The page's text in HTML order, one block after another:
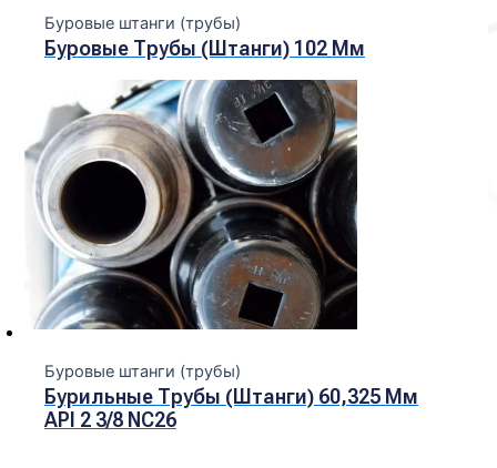
Буровые штанги (трубы)
Буровые Трубы (штанги) 102 Мм
Буровые штанги (трубы)
Бурильные Трубы (штанги) 60,325 Мм
API 2 3/8 NC26